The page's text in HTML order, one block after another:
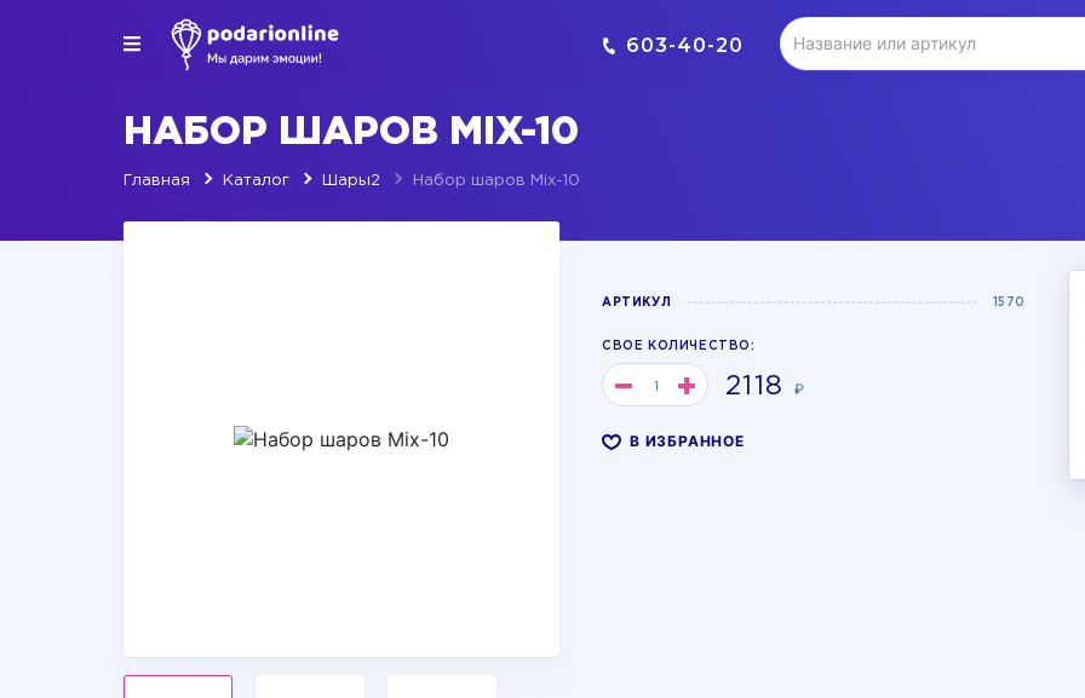
603-40-20
НАБОР ШАРОВ MIX-10
Главная Каталог Шары2 Набор шаров Mix-10
АРТИКУЛ 1570
СВОЕ КОЛИЧЕСТВО:
2118 ₽
В ИЗБРАННОЕ